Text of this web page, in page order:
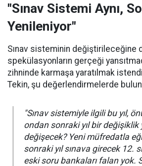
"Sınav Sistemi Aynı,
Yenileniyor"
Sınav sisteminin değiştirileceğine
spekülasyonların gerçeği
zihninde karmaşa yaratılmak
Tekin, şu değerlendirmelerde
"Sınav sistemiyle ilgili bu yıl,
ondan sonraki yıl bir değişiklik
değişecek? Yeni müfredatla
sonraki yıl sınava girecek 12.
eski soru bankaları falan yok.